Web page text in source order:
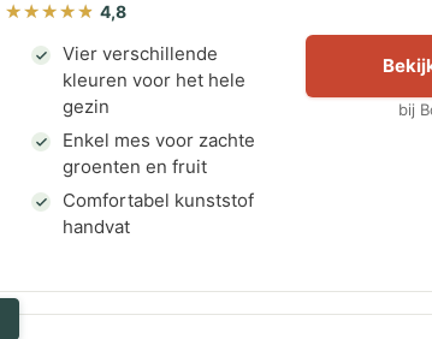
4,8
Vier verschillende
kleuren voor het hele
gezin
Enkel mes voor zachte
groenten en fruit
Comfortabel kunststof
handvat
bij